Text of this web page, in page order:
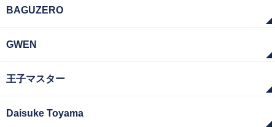
BAGUZERO
GWEN
王子マスター
Daisuke Toyama